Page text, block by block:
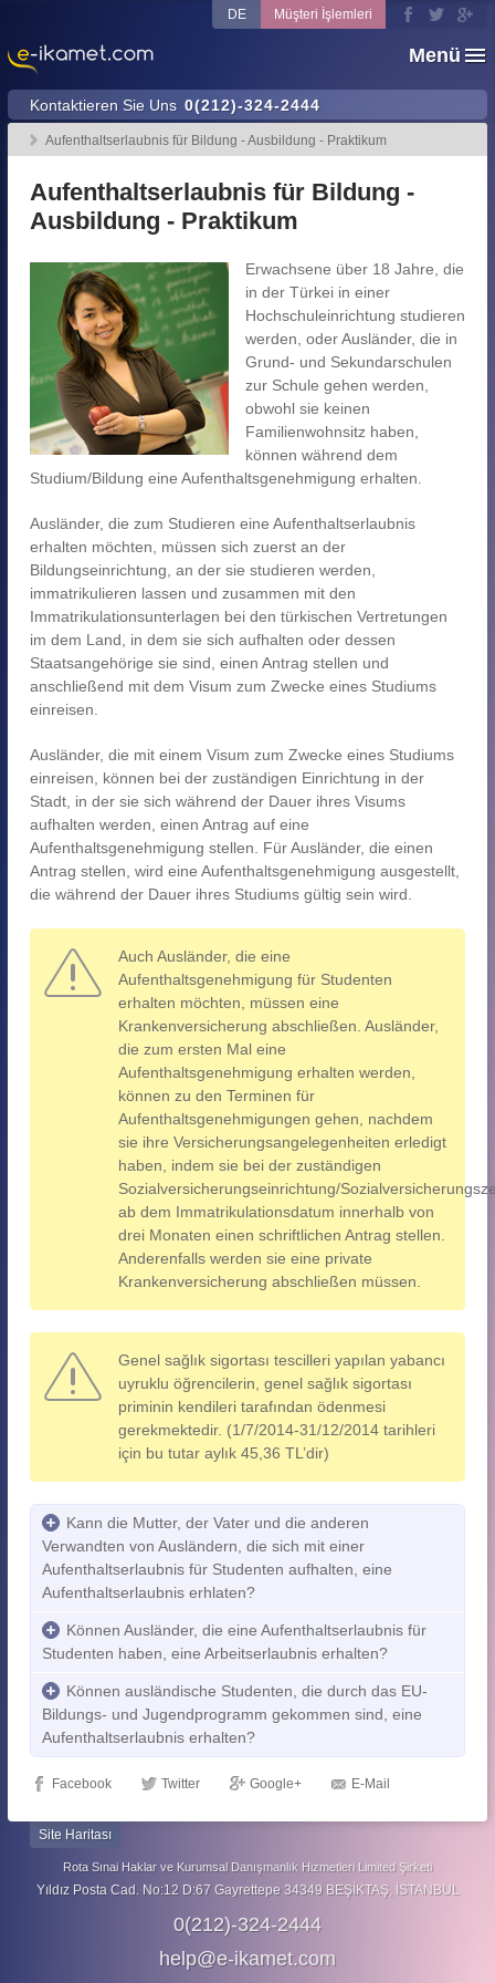
Menü
Kontaktieren Sie Uns 0(212)-324-2444
DE Müşteri İşlemleri
Aufenthaltserlaubnis für Bildung - Ausbildung - Praktikum
Aufenthaltserlaubnis für Bildung -
Ausbildung - Praktikum
Erwachsene über 18 Jahre, die
in der Türkei in einer
Hochschuleinrichtung studieren
werden, oder Ausländer, die in
Grund- und Sekundarschulen
zur Schule gehen werden,
obwohl sie keinen
Familienwohnsitz haben,
können während dem
Studium/Bildung eine Aufenthaltsgenehmigung erhalten.
Ausländer, die zum Studieren eine Aufenthaltserlaubnis
erhalten möchten, müssen sich zuerst an der
Bildungseinrichtung, an der sie studieren werden,
immatrikulieren lassen und zusammen mit den
Immatrikulationsunterlagen bei den türkischen Vertretungen
im dem Land, in dem sie sich aufhalten oder dessen
Staatsangehörige sie sind, einen Antrag stellen und
anschließend mit dem Visum zum Zwecke eines Studiums
einreisen.
Ausländer, die mit einem Visum zum Zwecke eines Studiums
einreisen, können bei der zuständigen Einrichtung in der
Stadt, in der sie sich während der Dauer ihres Visums
aufhalten werden, einen Antrag auf eine
Aufenthaltsgenehmigung stellen. Für Ausländer, die einen
Antrag stellen, wird eine Aufenthaltsgenehmigung ausgestellt,
die während der Dauer ihres Studiums gültig sein wird.
Auch Ausländer, die eine
Aufenthaltsgenehmigung für Studenten
erhalten möchten, müssen eine
Krankenversicherung abschließen. Ausländer,
die zum ersten Mal eine
Aufenthaltsgenehmigung erhalten werden,
können zu den Terminen für
Aufenthaltsgenehmigungen gehen, nachdem
sie ihre Versicherungsangelegenheiten erledigt
haben, indem sie bei der zuständigen
Sozialversicherungseinrichtung/
ab dem Immatrikulationsdatum innerhalb von
drei Monaten einen schriftlichen Antrag stellen.
Anderenfalls werden sie eine private
Krankenversicherung abschließen müssen.
Genel sağlık sigortası tescilleri yapılan yabancı
uyruklu öğrencilerin, genel sağlık sigortası
priminin kendileri tarafından ödenmesi
gerekmektedir. (1/7/2014-31/12/2014 tarihleri
için bu tutar aylık 45,36 TL’dir)
Kann die Mutter, der Vater und die anderen
Verwandten von Ausländern, die sich mit einer
Aufenthaltserlaubnis für Studenten aufhalten, eine
Aufenthaltserlaubnis erhlaten?
Können Ausländer, die eine Aufenthaltserlaubnis für
Studenten haben, eine Arbeitserlaubnis erhalten?
Können ausländische Studenten, die durch das EU-
Bildungs- und Jugendprogramm gekommen sind, eine
Aufenthaltserlaubnis erhalten?
Facebook Twitter Google+ E-Mail
Site Haritası
Rota Sınai Haklar ve Kurumsal Danışmanlık Hizmetleri Limited Şirketi
Yıldız Posta Cad. No:12 D:67 Gayrettepe 34349 BEŞİKTAŞ, İSTANBUL
0(212)-324-2444
help@e-ikamet.com